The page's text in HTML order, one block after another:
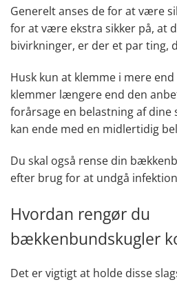
Generelt anses de for at være
for at være ekstra sikker på, at
bivirkninger, er der et par ting,
Husk kun at klemme i mere
klemmer længere end den
forårsage en belastning af dine
kan ende med en midlertidig
Du skal også rense din
efter brug for at undgå
Hvordan rengør du
bækkenbundskugler
Det er vigtigt at holde disse